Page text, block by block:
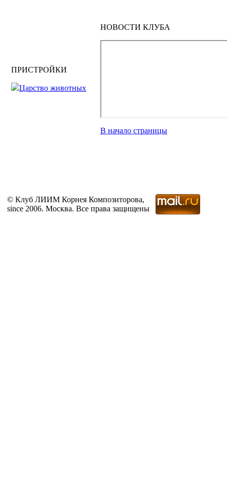
ПРИСТРОЙКИ
Царство животных
НОВОСТИ КЛУБА
В начало страницы
© Клуб ЛИИМ Корнея Композиторова,
since 2006. Москва. Все права защищены